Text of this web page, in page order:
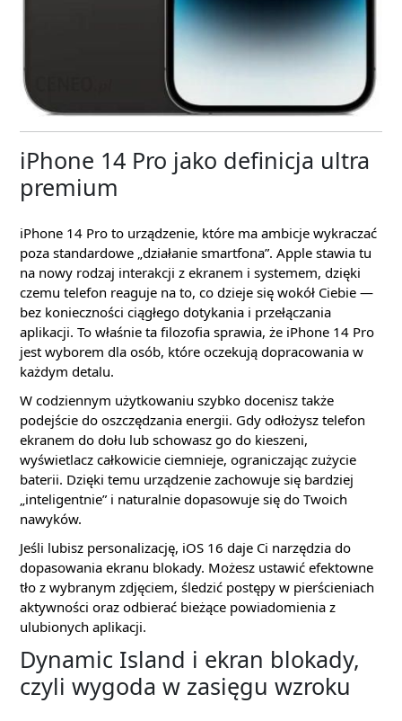
iPhone 14 Pro jako definicja ultra
premium
iPhone 14 Pro to urządzenie, które ma ambicje wykraczać
poza standardowe „działanie smartfona”. Apple stawia tu
na nowy rodzaj interakcji z ekranem i systemem, dzięki
czemu telefon reaguje na to, co dzieje się wokół Ciebie —
bez konieczności ciągłego dotykania i przełączania
aplikacji. To właśnie ta filozofia sprawia, że iPhone 14 Pro
jest wyborem dla osób, które oczekują dopracowania w
każdym detalu.
W codziennym użytkowaniu szybko docenisz także
podejście do oszczędzania energii. Gdy odłożysz telefon
ekranem do dołu lub schowasz go do kieszeni,
wyświetlacz całkowicie ciemnieje, ograniczając zużycie
baterii. Dzięki temu urządzenie zachowuje się bardziej
„inteligentnie” i naturalnie dopasowuje się do Twoich
nawyków.
Jeśli lubisz personalizację, iOS 16 daje Ci narzędzia do
dopasowania ekranu blokady. Możesz ustawić efektowne
tło z wybranym zdjęciem, śledzić postępy w pierścieniach
aktywności oraz odbierać bieżące powiadomienia z
ulubionych aplikacji.
Dynamic Island i ekran blokady,
czyli wygoda w zasięgu wzroku